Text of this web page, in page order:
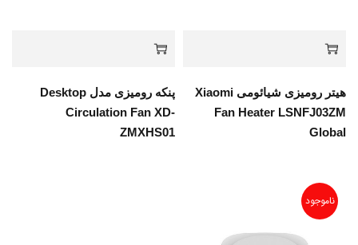
هیتر رومیزی شیائومی Xiaomi
Fan Heater LSNFJ03ZM
Global
پنکه رومیزی مدل Desktop
Circulation Fan XD-
ZMXHS01
ناموجود